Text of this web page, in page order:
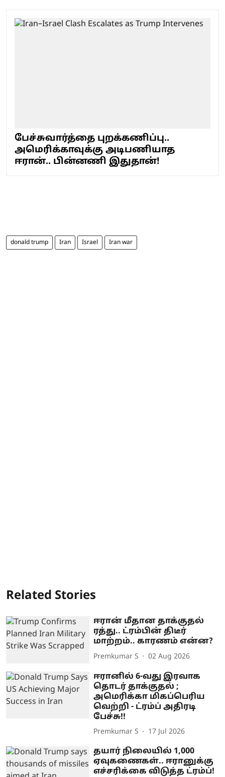
பேச்சுவார்த்தை புறக்கணிப்பு..
அமெரிக்காவுக்கு அடிபணியாத
ஈரான்.. பின்னணி இதுதான்!
donald trump Iran Israel Iran war
Related Stories
ஈரான் மீதான தாக்குதல்
ரத்து.. ட்ரம்பின் திடீர்
மாற்றம்.. காரணம் என்ன?
Premkumar S 02 Aug 2026
ஈரானில் 6-வது இரவாக
தொடர் தாக்குதல் ;
அமெரிக்கா மிகப்பெரிய
வெற்றி - ட்ரம்ப் அதிரடி
பேச்சு!!
Premkumar S 17 Jul 2026
தயார் நிலையில் 1,000
ஏவுகணைகள்.. ஈரானுக்கு
எச்சரிக்கை விடுத்த ட்ரம்ப்!